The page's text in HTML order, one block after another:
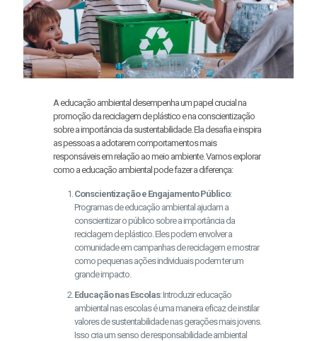
A educação ambiental desempenha um papel crucial na
promoção da reciclagem de plástico e na conscientização
sobre a importância da sustentabilidade. Ela desafia e inspira
as pessoas a adotarem comportamentos mais
responsáveis em relação ao meio ambiente. Vamos explorar
como a educação ambiental pode fazer a diferença:
Conscientização e Engajamento Público:
Programas de educação ambiental ajudam a
conscientizar o público sobre a importância da
reciclagem de plástico. Eles podem envolver a
comunidade em campanhas de reciclagem e mostrar
como pequenas ações individuais podem ter um
grande impacto.
Educação nas Escolas: Introduzir educação
ambiental nas escolas é uma maneira eficaz de instilar
valores de sustentabilidade nas gerações mais jovens.
Isso cria um senso de responsabilidade ambiental